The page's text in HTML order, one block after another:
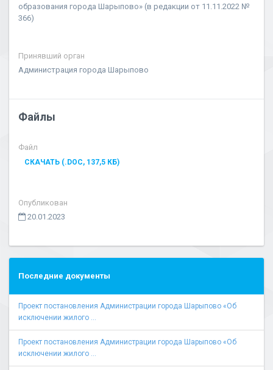
образования города Шарыпово» (в редакции от 11.11.2022 №
366)
Принявший орган
Администрация города Шарыпово
Файлы
Файл
СКАЧАТЬ (.DOC, 137,5 КБ)
Опубликован
20.01.2023
Последние документы
Проект постановления Администрации города Шарыпово «Об
исключении жилого ...
Проект постановления Администрации города Шарыпово «Об
исключении жилого ...